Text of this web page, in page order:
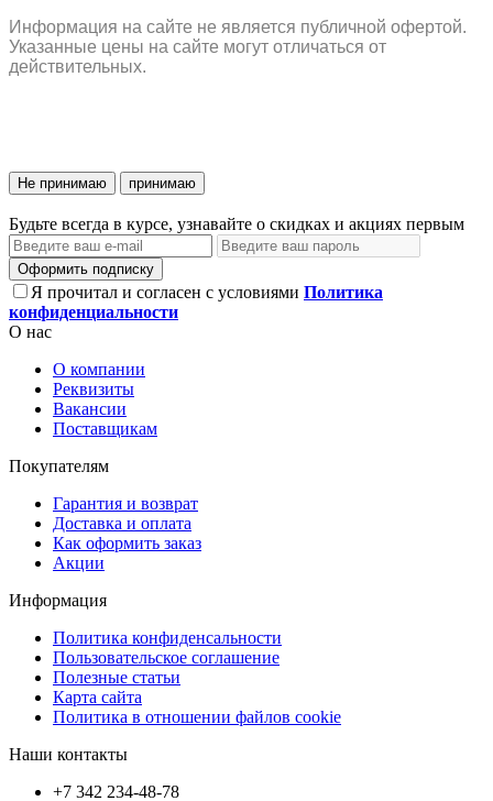
Информация на сайте не является публичной офертой.
Указанные цены на сайте могут отличаться от
действительных.
Не принимаю принимаю
Будьте всегда в курсе, узнавайте о скидках и акциях первым
Оформить подписку
Я прочитал и согласен с условиями Политика
конфиденциальности
О нас
О компании
Реквизиты
Вакансии
Поставщикам
Покупателям
Гарантия и возврат
Доставка и оплата
Как оформить заказ
Акции
Информация
Политика конфиденсальности
Пользовательское соглашение
Полезные статьи
Карта сайта
Политика в отношении файлов cookie
Наши контакты
+7 342 234-48-78